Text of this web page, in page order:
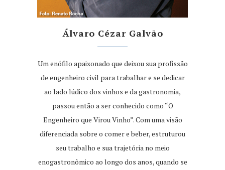
Álvaro Cézar Galvão
Um enófilo apaixonado que deixou sua profissão
de engenheiro civil para trabalhar e se dedicar
ao lado lúdico dos vinhos e da gastronomia,
passou então a ser conhecido como “O
Engenheiro que Virou Vinho”. Com uma visão
diferenciada sobre o comer e beber, estruturou
seu trabalho e sua trajetória no meio
enogastronômico ao longo dos anos, quando se